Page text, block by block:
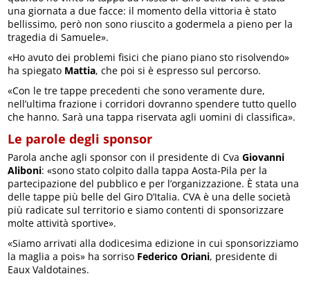
una giornata a due facce: il momento della vittoria è stato
bellissimo, però non sono riuscito a godermela a pieno per la
tragedia di Samuele».
«Ho avuto dei problemi fisici che piano piano sto risolvendo»
ha spiegato Mattia, che poi si è espresso sul percorso.
«Con le tre tappe precedenti che sono veramente dure,
nell’ultima frazione i corridori dovranno spendere tutto quello
che hanno. Sarà una tappa riservata agli uomini di classifica».
Le parole degli sponsor
Parola anche agli sponsor con il presidente di CvaGiovanni
Aliboni: «sono stato colpito dalla tappa Aosta-Pila per la
partecipazione del pubblico e per l’organizzazione. È stata una
delle tappe più belle del Giro D’Italia. CVA è una delle società
più radicate sul territorio e siamo contenti di sponsorizzare
molte attività sportive».
«Siamo arrivati alla dodicesima edizione in cui sponsorizziamo
la maglia a pois» ha sorriso Federico Oriani, presidente di
Eaux Valdotaines.